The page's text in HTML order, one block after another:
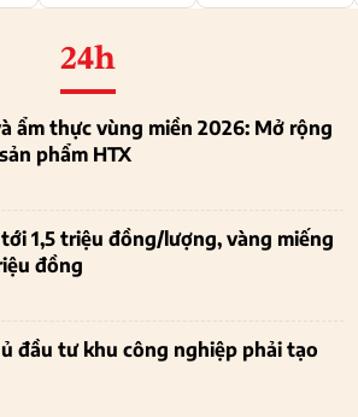
24h
ẩm thực vùng miền 2026: Mở rộng
phẩm HTX
1,5 triệu đồng/lượng, vàng miếng
đồng
đầu tư khu công nghiệp phải tạo